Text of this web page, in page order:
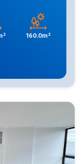
160.0m²